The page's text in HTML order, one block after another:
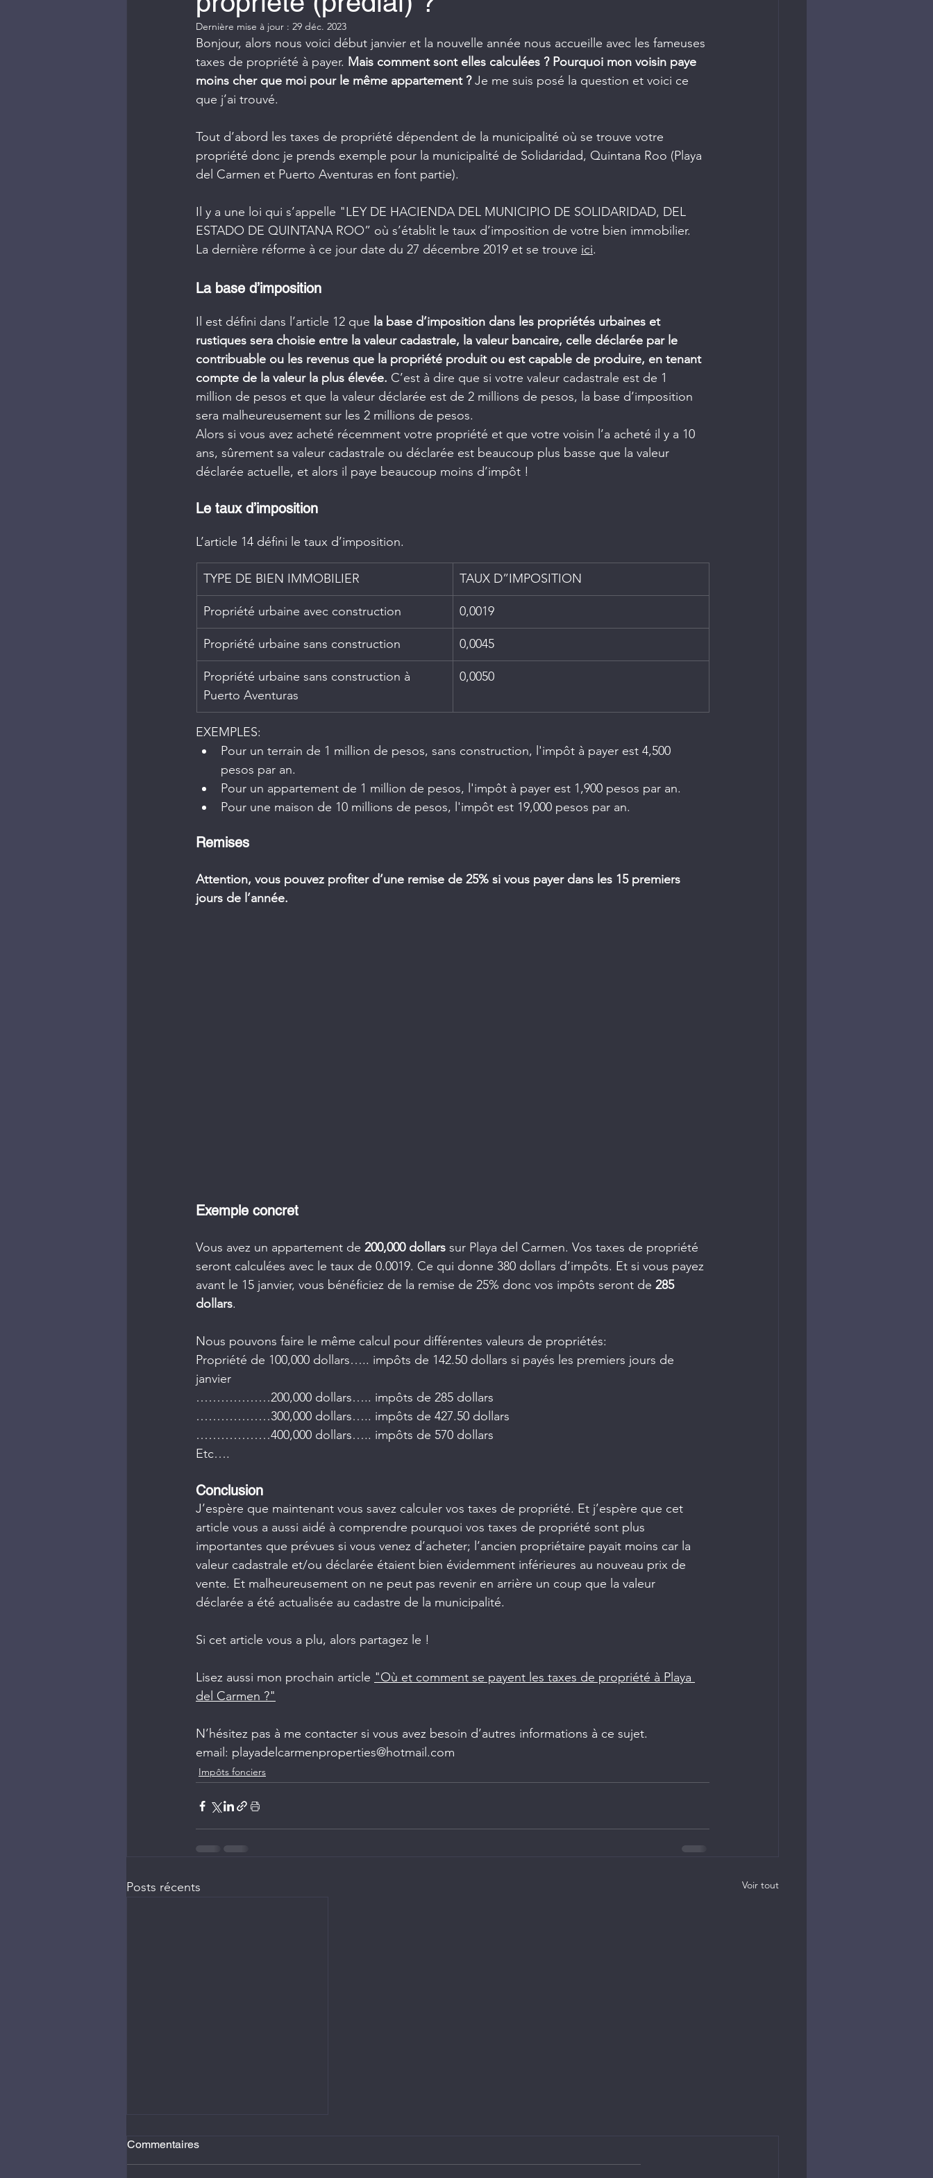
Dernière mise à jour : 29 déc. 2023
Bonjour, alors nous voici début janvier et la nouvelle année nous accueille avec les fameuses
taxes de propriété à payer. Mais comment sont elles calculées ? Pourquoi mon voisin paye
moins cher que moi pour le même appartement ? Je me suis posé la question et voici ce
que j’ai trouvé.
Tout d’abord les taxes de propriété dépendent de la municipalité où se trouve votre
propriété donc je prends exemple pour la municipalité de Solidaridad, Quintana Roo (Playa
del Carmen et Puerto Aventuras en font partie).
Il y a une loi qui s’appelle "LEY DE HACIENDA DEL MUNICIPIO DE SOLIDARIDAD, DEL
ESTADO DE QUINTANA ROO” où s’établit le taux d’imposition de votre bien immobilier.
La dernière réforme à ce jour date du 27 décembre 2019 et se trouve ici.
La base d’imposition
Il est défini dans l’article 12 que la base d’imposition dans les propriétés urbaines et
rustiques sera choisie entre la valeur cadastrale, la valeur bancaire, celle déclarée par le
contribuable ou les revenus que la propriété produit ou est capable de produire, en tenant
compte de la valeur la plus élevée. C’est à dire que si votre valeur cadastrale est de 1
million de pesos et que la valeur déclarée est de 2 millions de pesos, la base d’imposition
sera malheureusement sur les 2 millions de pesos.
Alors si vous avez acheté récemment votre propriété et que votre voisin l’a acheté il y a 10
ans, sûrement sa valeur cadastrale ou déclarée est beaucoup plus basse que la valeur
déclarée actuelle, et alors il paye beaucoup moins d’impôt !
Le taux d’imposition
L’article 14 défini le taux d’imposition.
TYPE DE BIEN IMMOBILIER TAUX D”IMPOSITION
Propriété urbaine avec construction ​0,0019
Propriété urbaine sans construction 0,0045
Propriété urbaine sans construction à
Puerto Aventuras
0,0050
EXEMPLES:
Pour un terrain de 1 million de pesos, sans construction, l'impôt à payer est 4,500
pesos par an.
Pour un appartement de 1 million de pesos, l'impôt à payer est 1,900 pesos par an.
Pour une maison de 10 millions de pesos, l'impôt est 19,000 pesos par an.
Remises
Attention, vous pouvez profiter d’une remise de 25% si vous payer dans les 15 premiers
jours de l’année.
Exemple concret
Vous avez un appartement de 200,000 dollars sur Playa del Carmen. Vos taxes de propriété
seront calculées avec le taux de 0.0019. Ce qui donne 380 dollars d’impôts. Et si vous payez
avant le 15 janvier, vous bénéficiez de la remise de 25% donc vos impôts seront de 285
dollars.
Nous pouvons faire le même calcul pour différentes valeurs de propriétés:
Propriété de 100,000 dollars….. impôts de 142.50 dollars si payés les premiers jours de
janvier
………………200,000 dollars….. impôts de 285 dollars
………………300,000 dollars….. impôts de 427.50 dollars
………………400,000 dollars….. impôts de 570 dollars
Etc….
Conclusion
J’espère que maintenant vous savez calculer vos taxes de propriété. Et j’espère que cet
article vous a aussi aidé à comprendre pourquoi vos taxes de propriété sont plus
importantes que prévues si vous venez d’acheter; l’ancien propriétaire payait moins car la
valeur cadastrale et/ou déclarée étaient bien évidemment inférieures au nouveau prix de
vente. Et malheureusement on ne peut pas revenir en arrière un coup que la valeur
déclarée a été actualisée au cadastre de la municipalité.
Si cet article vous a plu, alors partagez le !
Lisez aussi mon prochain article "Où et comment se payent les taxes de propriété à Playa
del Carmen ?"
N’hésitez pas à me contacter si vous avez besoin d’autres informations à ce sujet.
email: playadelcarmenproperties@hotmail.com
Impôts fonciers
Posts récents Voir tout
Commentaires